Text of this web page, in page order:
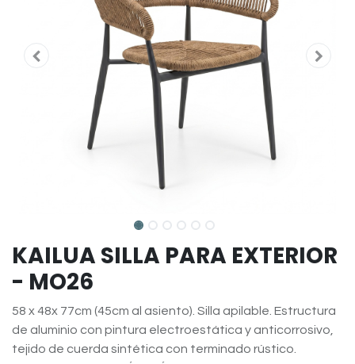
KAILUA SILLA PARA EXTERIOR
- MO26
58 x 48x 77cm (45cm al asiento). Silla apilable. Estructura
de aluminio con pintura electroestática y anticorrosivo,
tejido de cuerda sintética con terminado rústico.